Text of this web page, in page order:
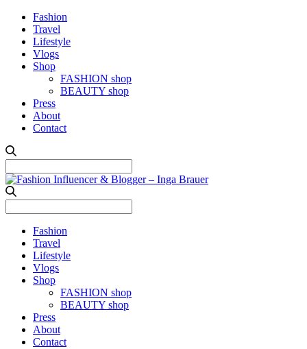
Fashion
Travel
Lifestyle
Vlogs
Shop
FASHION shop
BEAUTY shop
Press
About
Contact
for:
for:
Fashion
Travel
Lifestyle
Vlogs
Shop
FASHION shop
BEAUTY shop
Press
About
Contact